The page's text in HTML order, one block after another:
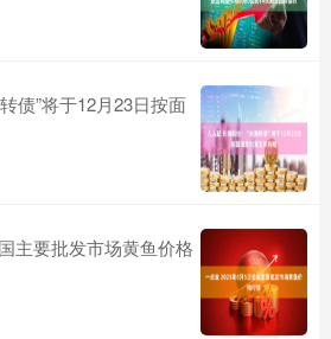
债”将于12月23日按面
主要批发市场黄鱼价格